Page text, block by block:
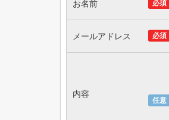
必須
お名前
必須
メールアドレス
任意
内容